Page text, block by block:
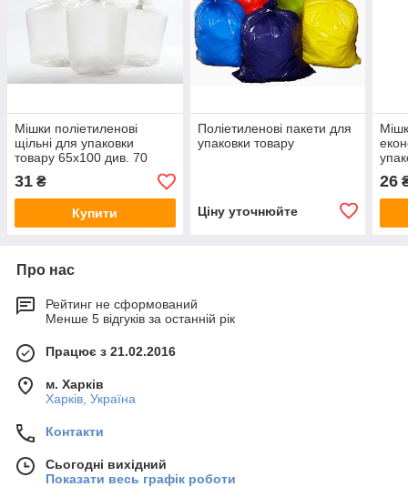
Мішки поліетиленові
щільні для упаковки
товару 65х100 див. 70
мкм.
31 ₴
Купити
Поліетиленові пакети для
упаковки товару
Ціну уточнюйте
26
Про нас
Рейтинг не сформований
Менше 5 відгуків за останній рік
Працює з 21.02.2016
м. Харків
Харків, Україна
Контакти
Сьогодні вихідний
Показати весь графік роботи